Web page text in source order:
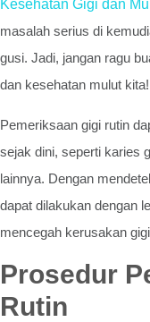
Kesehatan Gigi dan
masalah serius di
gusi. Jadi, jangan ragu
dan kesehatan mulut kita!
Pemeriksaan gigi rutin
sejak dini, seperti karies
lainnya. Dengan
dapat dilakukan dengan
mencegah kerusakan
Prosedur
Rutin